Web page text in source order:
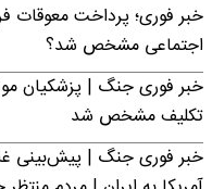
خبر فوری؛ پرداخت معوقات
اجتماعی مشخص شد؟
خبر فوری جنگ | پزشکیان
تکلیف مشخص شد
خبر فوری جنگ | پیش‌بینی